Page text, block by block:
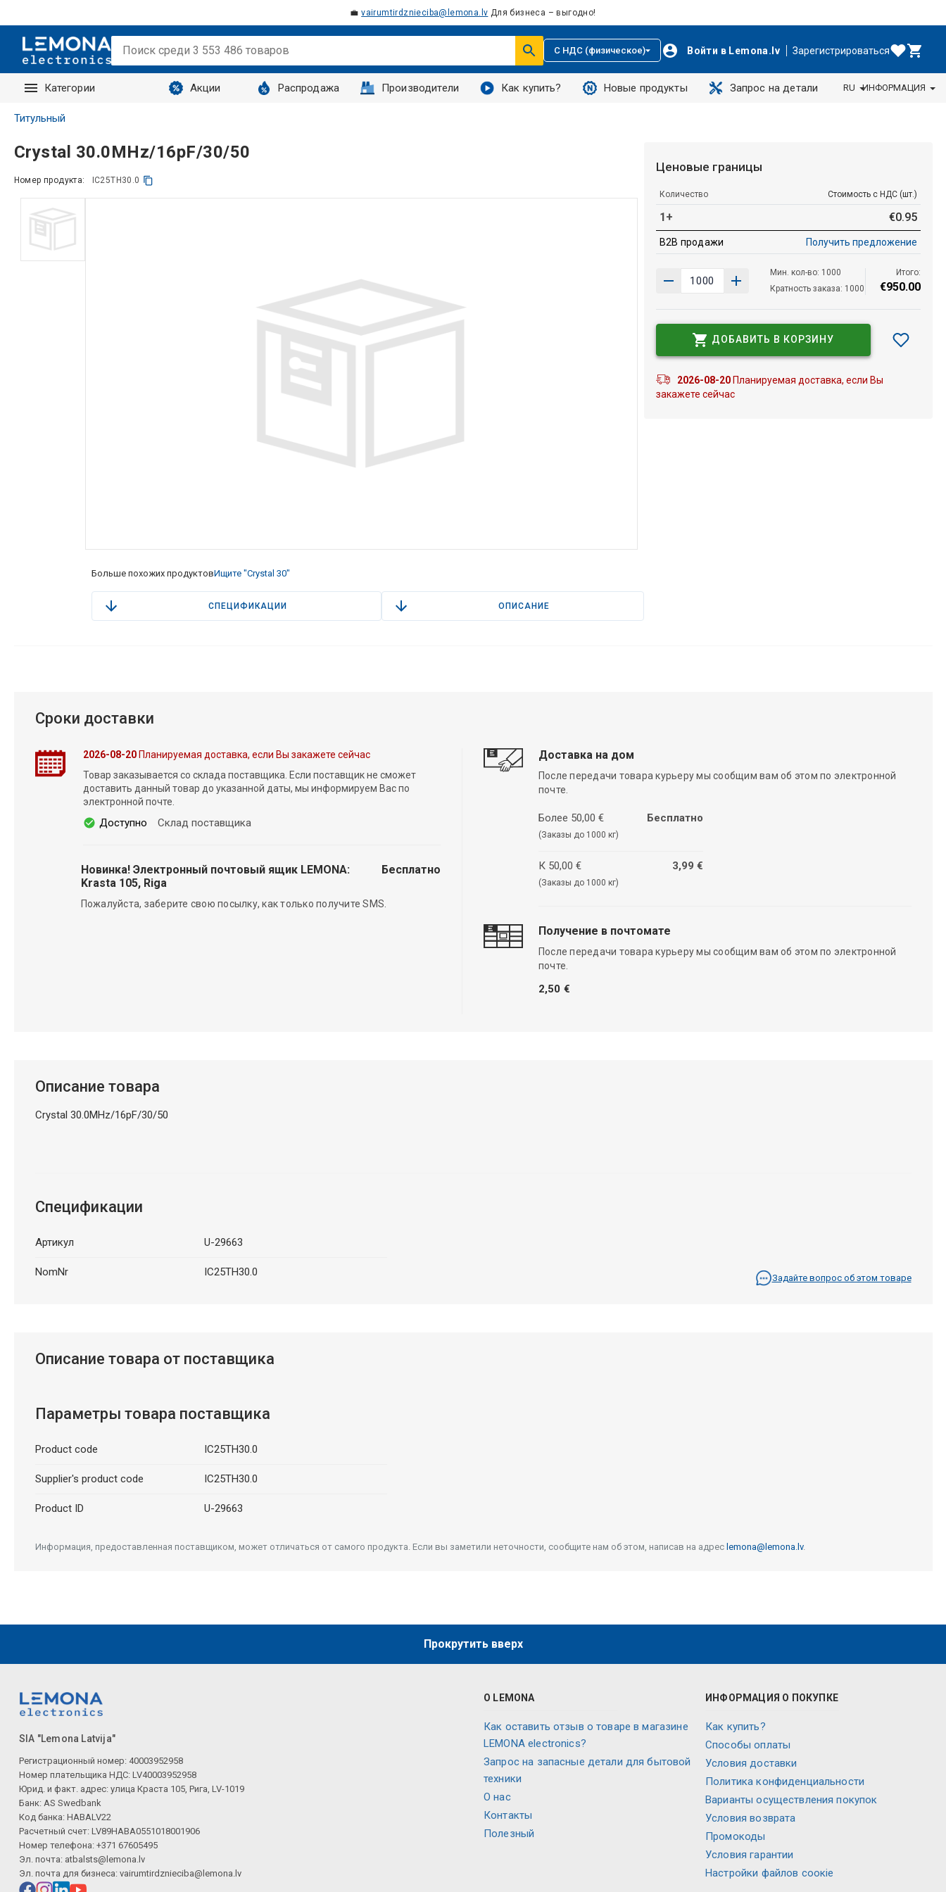
💼vairumtirdznieciba@lemona.lv Для бизнеса – выгодно!
С НДС (физическое) Войти в Lemona.lv Зарегистрироваться
Категории Акции Распродажа Производители Как купить? Новые продукты Запрос на детали
Запросы
RU ИНФОРМАЦИЯ
Титульный
Crystal 30.0MHz/16pF/30/50
Номер продукта: IC25TH30.0
Больше похожих продуктовИщите "Crystal 30"
СПЕЦИФИКАЦИИ ОПИСАНИЕ
Ценовые границы
Количество Стоимость с НДС (шт.)
1+ €0.95
B2B продажи Получить предложение
Мин. кол-во: 1000
Кратность заказа: 1000
Итого:
€950.00
ДОБАВИТЬ В КОРЗИНУ
2026-08-20Планируемая доставка, если Вы
закажете сейчас
Сроки доставки
2026-08-20Планируемая доставка, если Вы закажете сейчас
Товар заказывается со склада поставщика. Если поставщик не сможет
доставить данный товар до указанной даты, мы информируем Вас по
электронной почте.
Доступно Склад поставщика
Новинка! Электронный почтовый ящик LEMONA:
Krasta 105, Riga
Бесплатно
Пожалуйста, заберите свою посылку, как только получите SMS.
Доставка на дом
После передачи товара курьеру мы сообщим вам об этом по электронной
почте.
Более 50,00 €
(Заказы до 1000 кг)
Бесплатно
К 50,00 €
(Заказы до 1000 кг)
3,99 €
Получение в почтомате
После передачи товара курьеру мы сообщим вам об этом по электронной
почте.
2,50 €
Описание товара
Crystal 30.0MHz/16pF/30/50
Спецификации
Артикул U-29663
NomNr IC25TH30.0 Задайте вопрос об этом товаре
Описание товара от поставщика
Параметры товара поставщика
Product code IC25TH30.0
Supplier's product code IC25TH30.0
Product ID U-29663
Информация, предоставленная поставщиком, может отличаться от самого продукта. Если вы заметили неточности, сообщите нам об этом, написав на адрес lemona@lemona.lv.
Прокрутить вверх
SIA "Lemona Latvija"
Регистрационный номер: 40003952958
Номер плательщика НДС: LV40003952958
Юрид. и факт. адрес: улица Краста 105, Рига, LV-1019
Банк: AS Swedbank
Код банка: HABALV22
Расчетный счет: LV89HABA0551018001906
Номер телефона: +371 67605495
Эл. почта: atbalsts@lemona.lv
Эл. почта для бизнеса: vairumtirdznieciba@lemona.lv
О LEMONA
Как оставить отзыв о товаре в магазине
LEMONA electronics?
Запрос на запасные детали для бытовой
техники
О нас
Контакты
Полезный
ИНФОРМАЦИЯ О ПОКУПКЕ
Как купить?
Способы оплаты
Условия доставки
Политика конфиденциальности
Варианты осуществления покупок
Условия возврата
Промокоды
Условия гарантии
Настройки файлов соокіе